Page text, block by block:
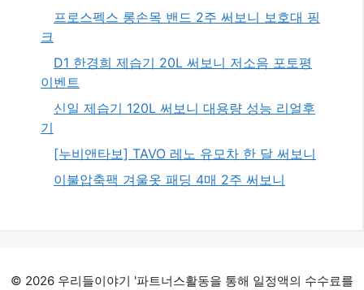
프로스펙스 롱손목 밴드 2주 써보니 보호대 핑
크
D1 한경희 제습기 20L 써보니 저소음 포토평
이벤트
신일 제습기 120L 써보니 대용량 성능 리얼후
기
[누비앤타보] TAVO 레노 유모차 한 달 써보니
이불압축팩 겨울옷 패딩 4매 2주 써보니
© 2026 우리들이야기 '파트너스활동을 통해 일정액의 수수료를